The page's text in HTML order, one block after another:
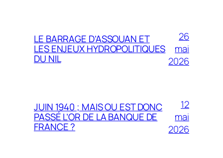
LE BARRAGE D’ASSOUAN ET
LES ENJEUX HYDROPOLITIQUES
DU NIL
26
mai
2026
JUIN 1940 ; MAIS OU EST DONC
PASSÉ L’OR DE LA BANQUE DE
FRANCE ?
12
mai
2026